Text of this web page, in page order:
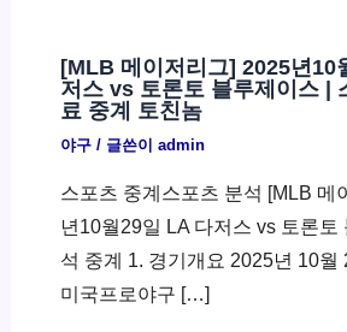
[MLB 메이저리그] 2025년10
저스 vs 토론토 블루제이스 |
료 중계 토친놈
야구/ 글쓴이 admin
스포츠 중계스포츠 분석 [MLB 메
년10월29일 LA 다저스 vs 토론토
석 중계 1. 경기개요 2025년 10월
미국프로야구 […]